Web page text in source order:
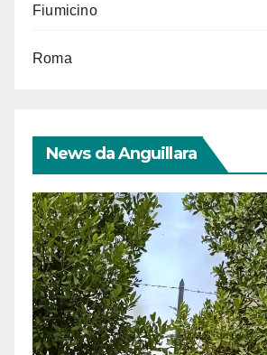
Fiumicino
Roma
News da Anguillara